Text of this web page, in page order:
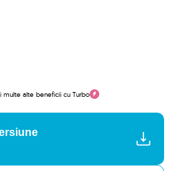
multe alte beneficii cu Turbo